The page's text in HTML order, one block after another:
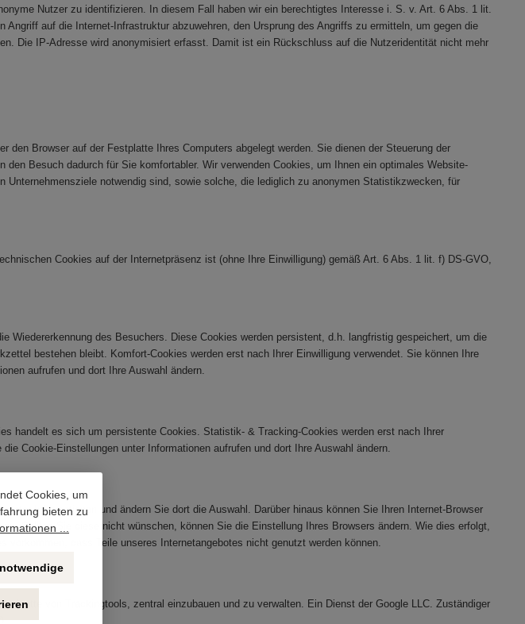
Nutzer zu identifizieren. In diesem Fall haben wir ein berechtigtes Interesse i. S. v. Art. 6 Abs. 1 lit.
auf die Internet-Infrastruktur abzuwehren, den Ursprung des Angriffs zu ermitteln, um gegen die
Die IP-Adresse wird anonymisiert erfasst. Damit ist ein Rückschluss auf die Nutzeridentität nicht mehr
den Browser auf der Festplatte Ihres Computers abgelegt werden. Sie dienen der Steuerung der
Besuch dadurch für Sie komfortabler. Wir verwenden Cookies, um Ihnen ein optimales Website-
notwendig sind, sowie solche, die lediglich zu anonymen Statistikzwecken, für
Cookies auf der Internetpräsenz ist (ohne Ihre Einwilligung) gemäß Art. 6 Abs. 1 lit. f) DS-GVO,
des Besuchers. Diese Cookies werden persistent, d.h. langfristig gespeichert, um die
bestehen bleibt. Komfort-Cookies werden erst nach Ihrer Einwilligung verwendet. Sie können Ihre
aufrufen und dort Ihre Auswahl ändern.
handelt es sich um persistente Cookies. Statistik- & Tracking-Cookies werden erst nach Ihrer
Cookie-Einstellungen unter Informationen aufrufen und dort Ihre Auswahl ändern.
Informationen und ändern Sie dort die Auswahl. Darüber hinaus können Sie Ihren Internet-Browser
Sollten Sie diese nicht wünschen, können Sie die Einstellung Ihres Browsers ändern. Wie dies erfolgt,
dass Teile unseres Internetangebotes nicht genutzt werden können.
von Trackingtools, zentral einzubauen und zu verwalten. Ein Dienst der Google LLC. Zuständiger
Cookies, um
bieten zu
...